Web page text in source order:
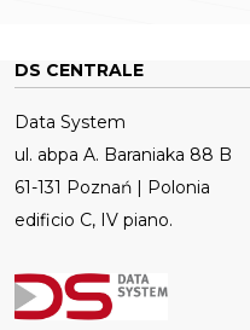
DS CENTRALE
Data System
ul. abpa A. Baraniaka 88 B
61-131 Poznań | Polonia
edificio C, IV piano.